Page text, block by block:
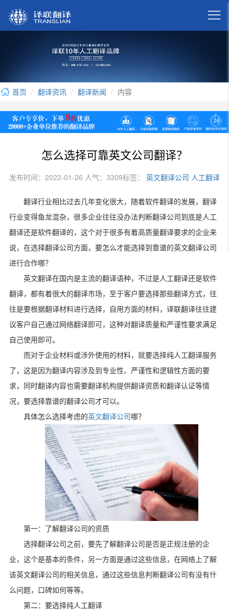

首页 翻译资讯 翻译新闻 内容
怎么选择可靠英文公司翻译？
发布时间：2022-01-26 人气：3309标签： 英文翻译公司 人工翻译
翻译行业相比过去几年变化很大，随着软件翻译的发展，翻译
行业变得鱼龙混杂，很多企业往往没办法判断翻译公司到底是人工
翻译还是软件翻译的，这个对于很多有着高质量翻译要求的企业来
说，在选择翻译公司方面，要怎么才能选择到靠谱的英文翻译公司
进行合作哪？
英文翻译在国内是主流的翻译语种，不过是人工翻译还是软件
翻译，都有着很大的翻译市场，至于客户要选择那些翻译方式，往
往是要根据翻译材料进行选择，自用方面的材料，译联翻译往往建
议客户自己通过网络翻译即可，这种对翻译质量和严谨性要求满足
自己使用即可。
而对于企业材料或涉外使用的材料，就要选择纯人工翻译服务
了，这是因为翻译内容涉及到专业性、严谨性和逻辑性方面的要
求，同时翻译内容也需要翻译机构提供翻译资质和翻译认证等情
况，要选择靠谱的翻译公司才可以。
具体怎么选择考虑的英文翻译公司 哪？
第一：了解翻译公司的资质
选择翻译公司之前，要先了解翻译公司是否是正规注册的企
业，这个是基本的条件，另一方面是通过这些信息，在网络上了解
该英文翻译公司的相关信息，通过这些信息判断翻译公司有没有什
么问题，口碑如何等等。
第二：要选择纯人工翻译